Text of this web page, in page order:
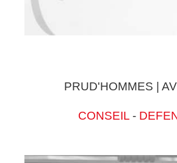
PRUD'HOMMES |
CONSEIL -